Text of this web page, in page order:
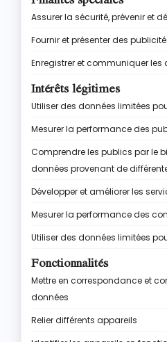
ton bac et place-le au
pour des saveurs